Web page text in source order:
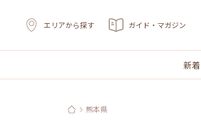
エリアから探す ガイド・マガジン
新着
熊本県